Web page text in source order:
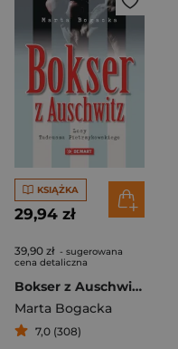
KSIĄŻKA
29,94 zł
39,90 zł - sugerowana
cena detaliczna
Bokser z Auschwitz Losy Tadeusza Pietrzykowskiego
Marta Bogacka
7,0 (308)